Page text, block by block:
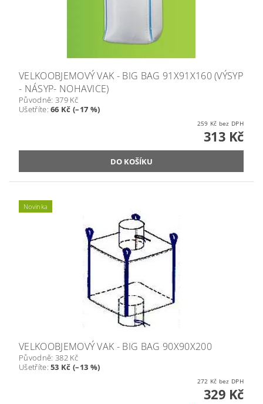
VELKOOBJEMOVÝ VAK - BIG BAG 91X91X160 (VÝSYP
- NÁSYP- NOHAVICE)
Původně: 379 Kč
Ušetříte:66 Kč (–17 %)
259 Kč bez DPH
313 Kč
Novinka
VELKOOBJEMOVÝ VAK - BIG BAG 90X90X200
Původně: 382 Kč
Ušetříte:53 Kč (–13 %)
272 Kč bez DPH
329 Kč